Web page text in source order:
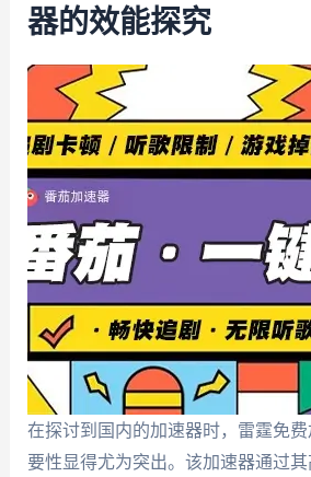
器的效能探究
在探讨到国内的加速器时，雷霆免
要性显得尤为突出。该加速器通过